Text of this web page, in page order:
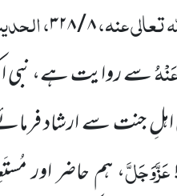
تعالی عنہ،۸/۳۲۸،
سے روایت ہے، نبی
اہلِ جنت سے ارشاد
عَزَّوَجَلَّ، ہم حاضر اور